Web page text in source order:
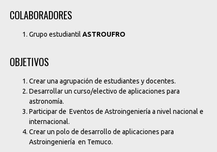
COLABORADORES
Grupo estudiantil ASTROUFRO
OBJETIVOS
Crear una agrupación de estudiantes y docentes.
Desarrollar un curso/electivo de aplicaciones para
astronomía.
Participar de Eventos de Astroingeniería a nivel nacional e
internacional.
Crear un polo de desarrollo de aplicaciones para
Astroingeniería en Temuco.